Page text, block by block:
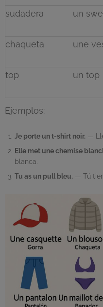
sudadera un
chaqueta une
top un top
Ejemplos:
Je porte un t-shirt noir. —
Elle met une chemise
blanca.
Tu as un pull bleu. — Tú